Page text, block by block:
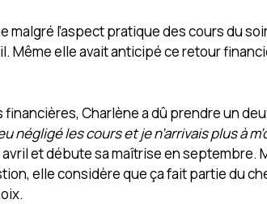
malgré l’aspect pratique des cours du
Même elle avait anticipé ce retour
financières, Charlène a dû prendre un
négligé les cours et je n’arrivais plus à
et débute sa maîtrise en septembre.
elle considère que ça fait partie du